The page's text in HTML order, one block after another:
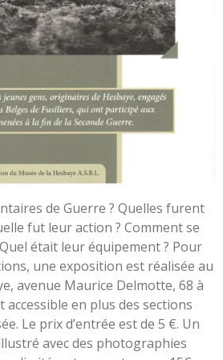
de Guerre ? Quelles furent
fut leur action ? Comment se
était leur équipement ? Pour
une exposition est réalisée au
avenue Maurice Delmotte, 68 à
accessible en plus des sections
Le prix d’entrée est de 5 €. Un
avec des photographies